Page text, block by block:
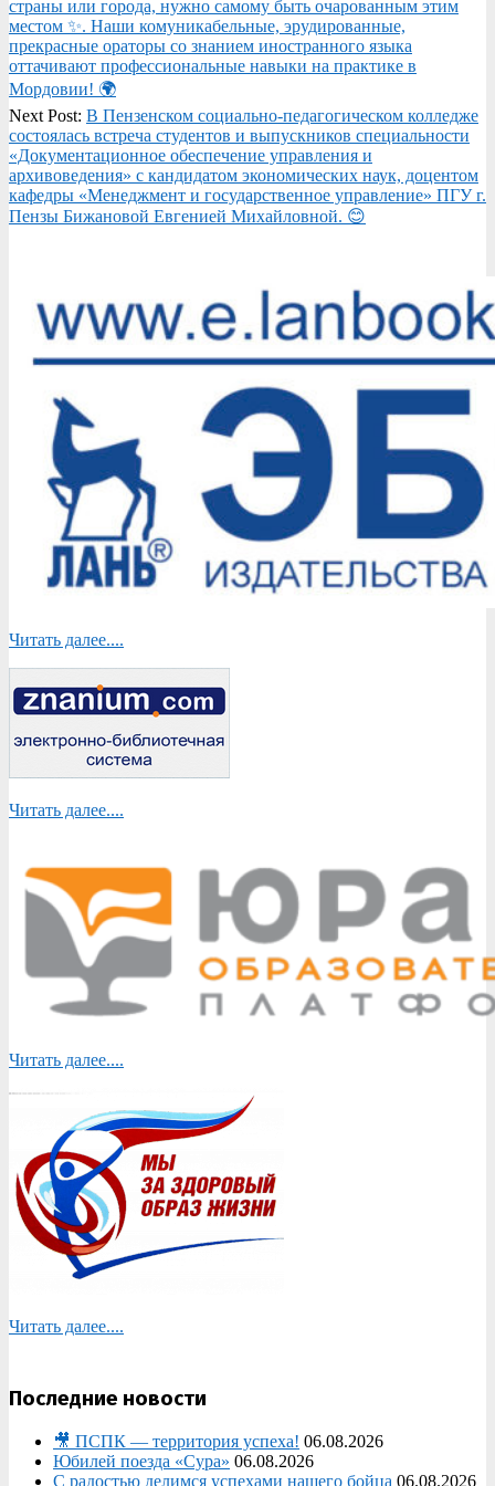
страны или города, нужно самому быть очарованным этим
местом ✨. Наши комуникабельные, эрудированные,
прекрасные ораторы со знанием иностранного языка
оттачивают профессиональные навыки на практике в
Мордовии! 🌍
Next Post: В Пензенском социально-педагогическом колледже
состоялась встреча студентов и выпускников специальности
«Документационное обеспечение управления и
архивоведения» с кандидатом экономических наук, доцентом
кафедры «Менеджмент и государственное управление» ПГУ г.
Пензы Бижановой Евгенией Михайловной. 😊
Читать далее....
Читать далее....
Читать далее....
Читать далее....
Последние новости
🎥 ПСПК — территория успеха! 06.08.2026
Юбилей поезда «Сура» 06.08.2026
С радостью делимся успехами нашего бойца 06.08.2026